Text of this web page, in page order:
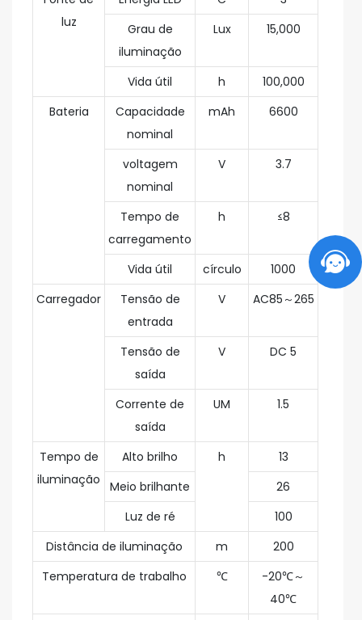
luz
Grau de
iluminação
Lux 15,000
Vida útil h
100,000
Bateria
Capacidade
nominal
mAh 6600
voltagem
nominal
V 3.7
Tempo de
carregamento
h ≤8
Vida útil círculo
1000
Carregador
Tensão de
entrada
V AC85～265
Tensão de
saída
V DC 5
Corrente de
saída
UM 1.5
Tempo de
iluminação
Alto brilho h
13
Meio brilhante
26
Luz de ré
100
Distância de iluminação
m
200
Temperatura de trabalho
℃
-20℃～
40℃